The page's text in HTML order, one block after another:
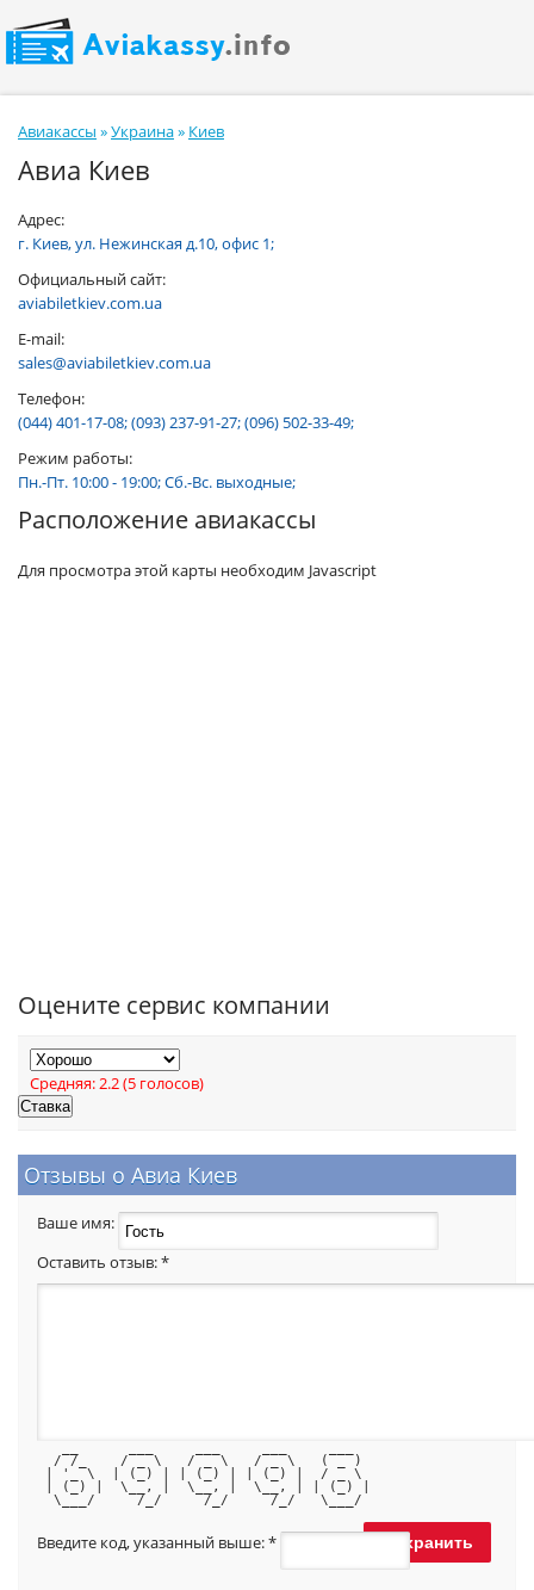
Авиакассы »Украина» Киев
Авиа Киев
Адрес:
г. Киев, ул. Нежинская д.10, офис 1;
Официальный сайт:
aviabiletkiev.com.ua
E-mail:
sales@aviabiletkiev.com.ua
Телефон:
(044) 401-17-08; (093) 237-91-27; (096) 502-33-49;
Режим работы:
Пн.-Пт. 10:00 - 19:00; Сб.-Вс. выходные;
Расположение авиакассы
Для просмотра этой карты необходим Javascript
Оцените сервис компании
Средняя:2.2(5 голосов)
Отзывы о Авиа Киев
Ваше имя:
Оставить отзыв:*
  / /_    / _ \   / _ \   / _ \   ( _ )
| '_ \  | (_) | | (_) | | (_) |  / _ \
| (_) |  \__, |  \__, |  \__, | | (_) |
  \___/     /_/     /_/     /_/   \___/
Введите код, указанный выше:*